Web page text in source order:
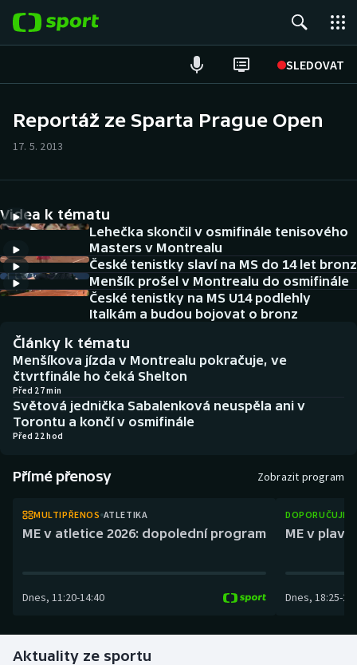
SLEDOVAT
ME v plavání
Fotbal
Hokej
Tenis
DALŠÍ SPORTY
Atletika
Baseball a softbal
Biatlon
Boby a skeleton
Curling
Cyklistika
NEPŘEHLÉDNĚTE
Soutěže
Historické návraty
AZ kvíz
Reportáž ze Sparta Prague Open
17. 5. 2013
Videa k tématu
Lehečka skončil v osmifinále tenisového
Masters v Montrealu
České tenistky slaví na MS do 14 let bronz
Menšík prošel v Montrealu do osmifinále
České tenistky na MS U14 podlehly
Italkám a budou bojovat o bronz
Články k tématu
Menšíkova jízda v Montrealu pokračuje, ve
čtvrtfinále ho čeká Shelton
Před 27 min
Světová jednička Sabalenková neuspěla ani v
Torontu a končí v osmifinále
Před 22 hod
Přímé přenosy Zobrazit program
MULTIPŘENOS ATLETIKA
ME v atletice 2026: dopolední program
Dnes, 11:20-14:40
ME v
Dnes, 18:25-
Aktuality ze sportu